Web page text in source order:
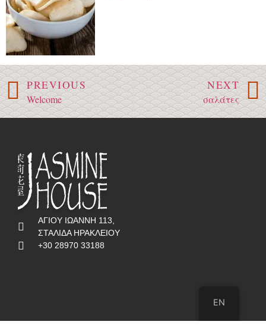
PREVIOUS
Welcome
NEXT
σαλάτες
ΑΓΙΟΥ ΙΩΑΝΝΗ 113,
ΣΤΑΛΙΔΑ ΗΡΑΚΛΕΙΟΥ
+30 28970 33188
EN